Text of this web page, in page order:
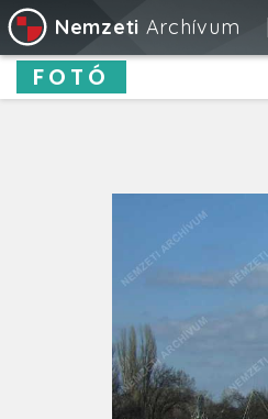
Nemzeti Archívum
FOTÓ